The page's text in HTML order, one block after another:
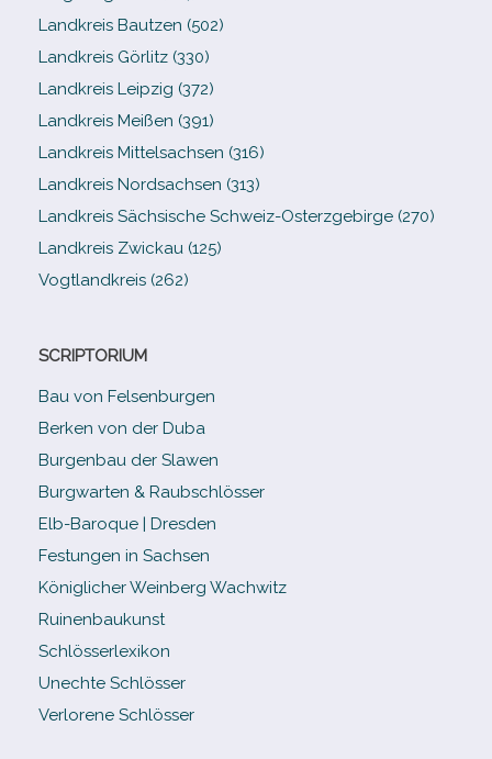
Landkreis Bautzen (502)
Landkreis Görlitz (330)
Landkreis Leipzig (372)
Landkreis Meißen (391)
Landkreis Mittelsachsen (316)
Landkreis Nordsachsen (313)
Landkreis Sächsische Schweiz-​Osterzgebirge (270)
Landkreis Zwickau (125)
Vogtlandkreis (262)
SCRIPTORIUM
Bau von Felsenburgen
Berken von der Duba
Burgenbau der Slawen
Burgwarten & Raubschlösser
Elb-​Baroque | Dresden
Festungen in Sachsen
Königlicher Weinberg Wachwitz
Ruinenbaukunst
Schlösserlexikon
Unechte Schlösser
Verlorene Schlösser